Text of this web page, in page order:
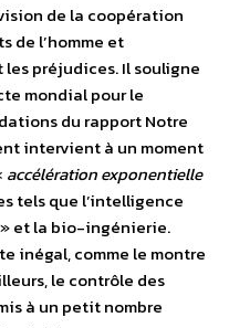
de la coopération
de l’homme et
préjudices. Il souligne
mondial pour le
du rapport Notre
intervient à un moment
accélération exponentielle
tels que l’intelligence
et la bio-ingénierie.
inégal, comme le montre
le contrôle des
à un petit nombre